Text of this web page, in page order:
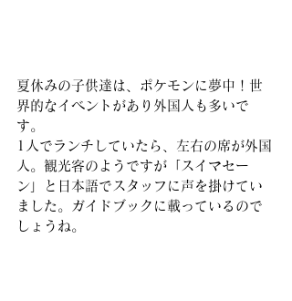
夏休みの子供達は、ポケモンに夢中！世
界的なイベントがあり外国人も多いで
す。
1人でランチしていたら、左右の席が外国
人。観光客のようですが「スイマセー
ン」と日本語でスタッフに声を掛けてい
ました。ガイドブックに載っているので
しょうね。